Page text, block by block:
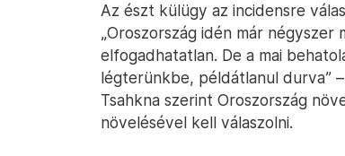
Az észt külügy az incidensre
„Oroszország idén már
elfogadhatatlan. De a mai
légterünkbe, példátlanul durva” –
Tsahkna szerint Oroszország
növelésével kell válaszolni.